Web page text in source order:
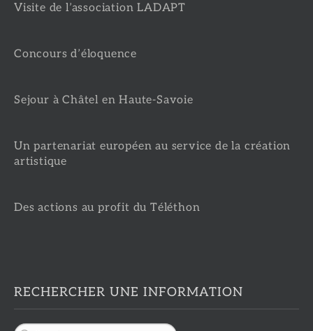
Visite de l’association LADAPT
Concours d’éloquence
Sejour à Châtel en Haute-Savoie
Un partenariat européen au service de la création
artistique
Des actions au profit du Téléthon
RECHERCHER UNE INFORMATION